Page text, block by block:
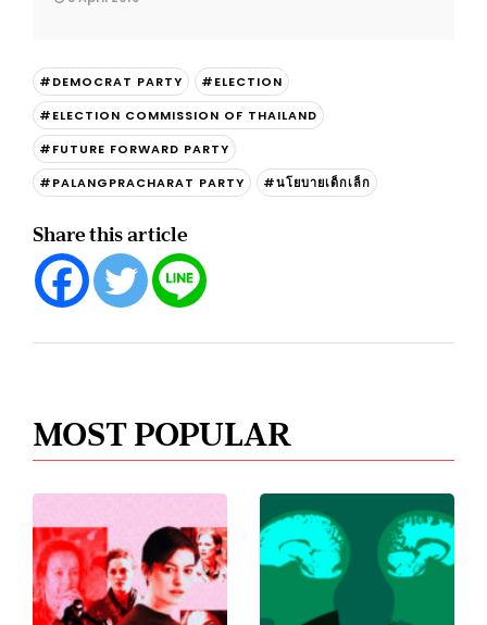
#DEMOCRAT PARTY
#ELECTION
#ELECTION COMMISSION OF THAILAND
#FUTURE FORWARD PARTY
#PALANGPRACHARAT PARTY
#นโยบายเด็กเล็ก
Share this article
MOST POPULAR